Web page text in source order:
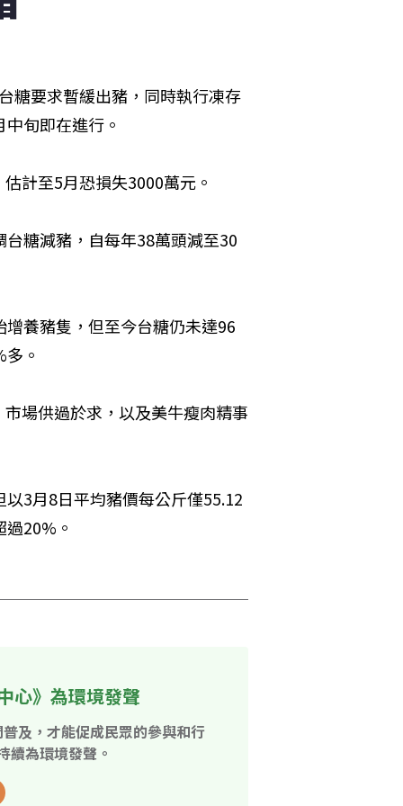
糖要求暫緩出豬，同時執行凍存
旬即在進行。
計至5月恐損失3000萬元。
糖減豬，自每年38萬頭減至30
養豬隻，但至今台糖仍未達96
。
場供過於求，以及美牛瘦肉精事
3月8日平均豬價每公斤僅55.12
20%。
心》為環境發聲
及，才能促成民眾的參與和行
續為環境發聲。